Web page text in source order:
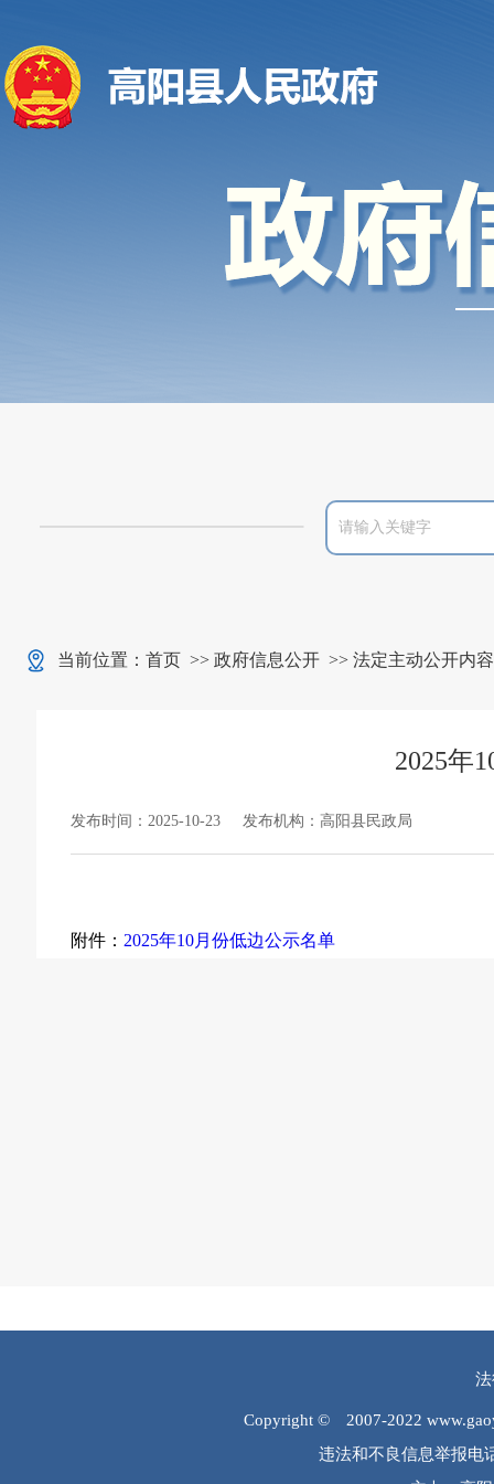
当前位置： 首页 >> 政府信息公开 >> 法定主动公开内容
2025年
发布时间：2025-10-23 发布机构：高阳县民政局
附件： 2025年10月份低边公示名单
Copyright © 2007-2022
违法和不良信息举报电